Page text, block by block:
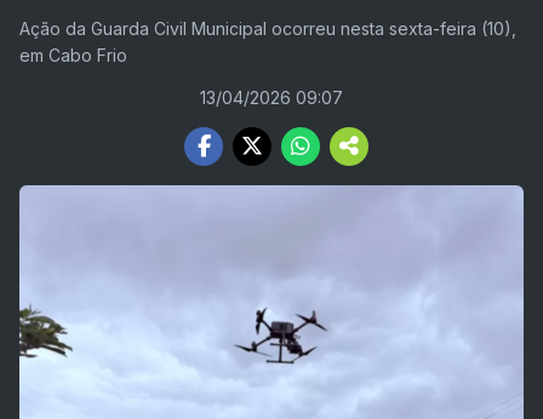
Ação da Guarda Civil Municipal ocorreu nesta sexta-feira (10),
em Cabo Frio
13/04/2026 09:07